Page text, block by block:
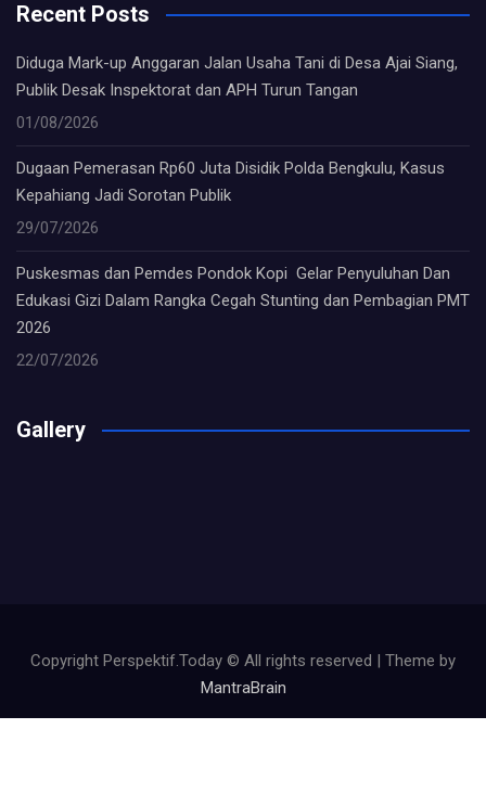
Recent Posts
Diduga Mark-up Anggaran Jalan Usaha Tani di Desa Ajai Siang,
Publik Desak Inspektorat dan APH Turun Tangan
01/08/2026
Dugaan Pemerasan Rp60 Juta Disidik Polda Bengkulu, Kasus
Kepahiang Jadi Sorotan Publik
29/07/2026
Puskesmas dan Pemdes Pondok Kopi Gelar Penyuluhan Dan
Edukasi Gizi Dalam Rangka Cegah Stunting dan Pembagian PMT
2026
22/07/2026
Gallery
Copyright Perspektif.Today © All rights reserved | Theme by
MantraBrain